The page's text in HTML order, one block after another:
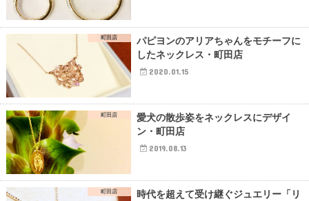
町田店
パピヨンのアリアちゃんをモチーフに
したネックレス・町田店
2020.01.15
町田店
愛犬の散歩姿をネックレスにデザイ
ン・町田店
2019.08.13
町田店
時代を超えて受け継ぐジュエリー「リ